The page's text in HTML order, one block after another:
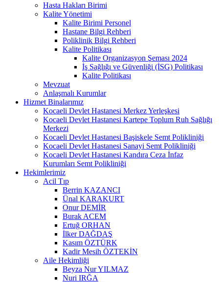
Hasta Hakları Birimi
Kalite Yönetimi
Kalite Birimi Personel
Hastane Bilgi Rehberi
Poliklinik Bilgi Rehberi
Kalite Politikası
Kalite Organizasyon Şeması 2024
İş Sağlığı ve Güvenliği (İSG) Politikası
Kalite Politikası
Mevzuat
Anlaşmalı Kurumlar
Hizmet Binalarımız
Kocaeli Devlet Hastanesi Merkez Yerleşkesi
Kocaeli Devlet Hastanesi Kartepe Toplum Ruh Sağlığı
Merkezi
Kocaeli Devlet Hastanesi Başiskele Semt Polikliniği
Kocaeli Devlet Hastanesi Sanayi Semt Polikliniği
Kocaeli Devlet Hastanesi Kandıra Ceza İnfaz
Kurumları Semt Polikliniği
Hekimlerimiz
Acil Tıp
Berrin KAZANCI
Ünal KARAKURT
Onur DEMİR
Burak ACEM
Ertuğ ORHAN
İlker DAĞDAŞ
Kasım ÖZTÜRK
Kadir Mesih ÖZTEKİN
Aile Hekimliği
Beyza Nur YILMAZ
Nuri IRĞA